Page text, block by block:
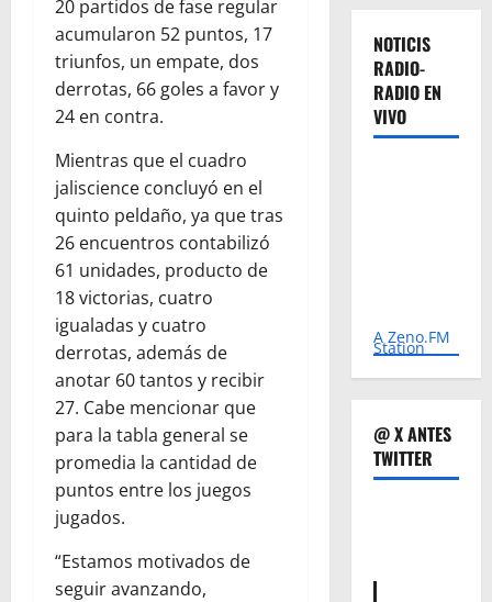
20 partidos de fase regular
acumularon 52 puntos, 17
triunfos, un empate, dos
derrotas, 66 goles a favor y
24 en contra.
Mientras que el cuadro
jaliscience concluyó en el
quinto peldaño, ya que tras
26 encuentros contabilizó
61 unidades, producto de
18 victorias, cuatro
igualadas y cuatro
derrotas, además de
anotar 60 tantos y recibir
27. Cabe mencionar que
para la tabla general se
promedia la cantidad de
puntos entre los juegos
jugados.
“Estamos motivados de
seguir avanzando,
NOTICIS
RADIO-
RADIO EN
VIVO
A Zeno.FM
Station
@ X ANTES
TWITTER